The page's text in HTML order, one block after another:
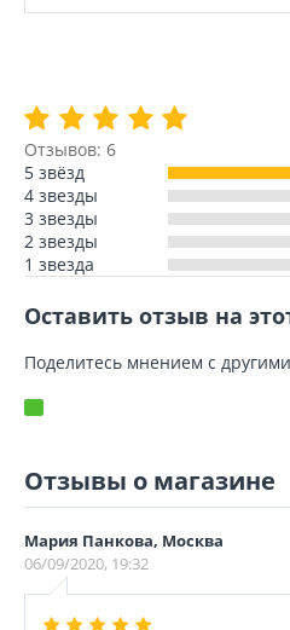
Отзывов: 6
5 звёзд
4 звезды
3 звезды
2 звезды
1 звезда
Оставить отзыв на
Поделитесь мнением с
Отзывы о магазине
Мария Панкова, Москва
06/09/2020, 19:32